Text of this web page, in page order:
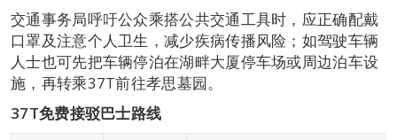
交通事务局呼吁公众乘搭公共交通工具时，应正确配戴
口罩及注意个人卫生，减少疾病传播风险；如驾驶车辆
人士也可先把车辆停泊在湖畔大厦停车场或周边泊车设
施，再转乘37T前往孝思墓园。
37T免费接驳巴士路线